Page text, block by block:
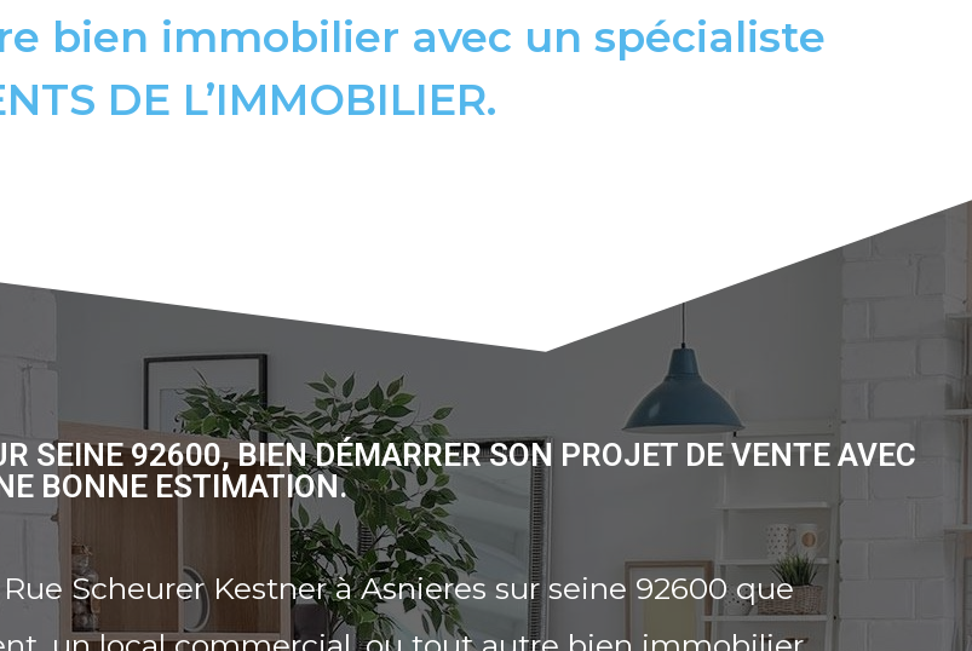
bien immobilier avec un spécialiste
DE L’IMMOBILIER.
SEINE 92600, BIEN DÉMARRER SON PROJET DE VENTE AVEC
BONNE ESTIMATION.
Scheurer Kestner à Asnieres sur seine 92600 que